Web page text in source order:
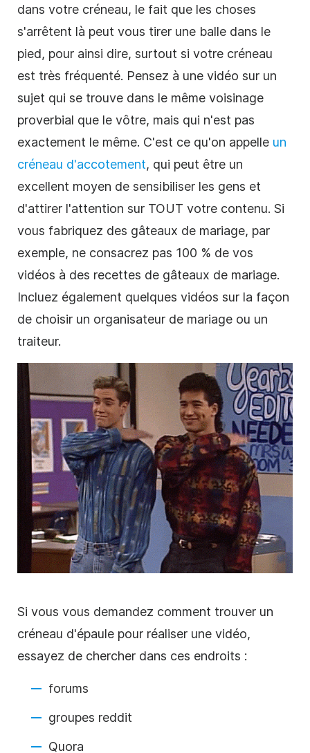
dans votre créneau, le fait que les choses
s'arrêtent là peut vous tirer une balle dans le
pied, pour ainsi dire, surtout si votre créneau
est très fréquenté. Pensez à une vidéo sur un
sujet qui se trouve dans le même voisinage
proverbial que le vôtre, mais qui n'est pas
exactement le même. C'est ce qu'on appelle un
créneau d'accotement, qui peut être un
excellent moyen de sensibiliser les gens et
d'attirer l'attention sur TOUT votre contenu. Si
vous fabriquez des gâteaux de mariage, par
exemple, ne consacrez pas 100 % de vos
vidéos à des recettes de gâteaux de mariage.
Incluez également quelques vidéos sur la façon
de choisir un organisateur de mariage ou un
traiteur.
Si vous vous demandez comment trouver un
créneau d'épaule pour réaliser une vidéo,
essayez de chercher dans ces endroits :
forums
groupes reddit
Quora